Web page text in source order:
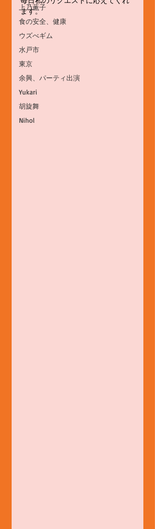
上乃薫子
食の安全、健康
ウズべギム
水戸市
東京
余興、パーティ出演
Yukari
胡旋舞
Nihol
ます。